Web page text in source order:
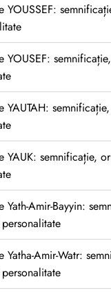
YOUSSEF:
YOUSEF:
YAUTAH:
YAUK: semnificație,
Yath-Amir-Bayyin:
Yatha-Amir-Watr: